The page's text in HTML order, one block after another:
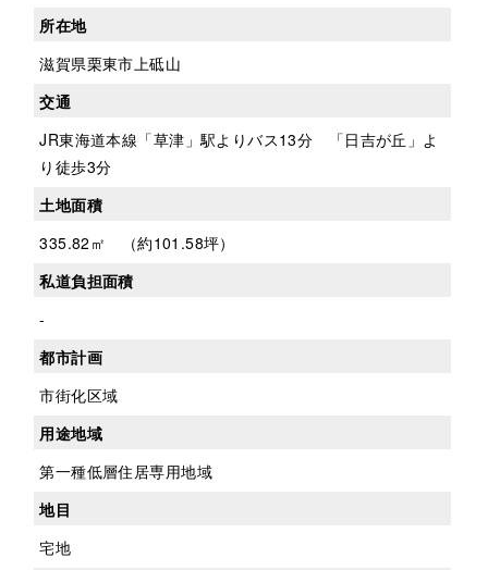
所在地
滋賀県栗東市上砥山
交通
JR東海道本線「草津」駅よりバス13分 「日吉が丘」よ
り徒歩3分
土地面積
335.82㎡ （約101.58坪）
私道負担面積
-
都市計画
市街化区域
用途地域
第一種低層住居専用地域
地目
宅地